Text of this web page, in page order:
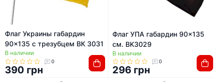
Флаг Украины габардин
90x135 с трезубцем ВК 3031
В наличии
0
390 грн
Флаг УПА габардин 90x135
см. BK3029
В наличии
0
296 грн